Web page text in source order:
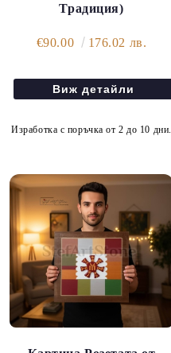
Традиция)
€90.00 176.02 лв.
Виж детайли
Изработка с поръчка от 2 до 10 дни.